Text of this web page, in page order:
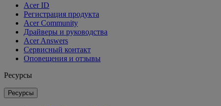
Acer ID
Регистрация продукта
Acer Community
Драйверы и руководства
Acer Answers
Сервисный контакт
Оповещения и отзывы
Ресурсы
Ресурсы